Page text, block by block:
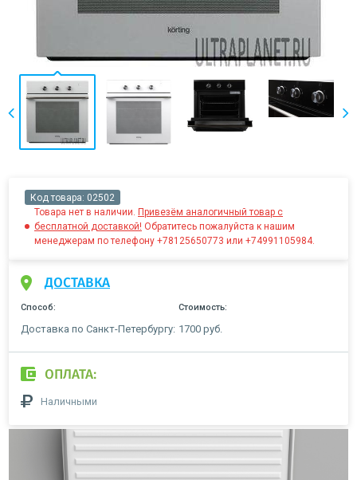
Код товара: 02502
Товара нет в наличии. Привезём аналогичный товар с
бесплатной доставкой! Обратитесь пожалуйста к нашим
менеджерам по телефону +78125650773 или +74991105984.
ДОСТАВКА
Способ: Стоимость:
Доставка по Санкт-Петербургу: 1700 руб.
ОПЛАТА:
Наличными